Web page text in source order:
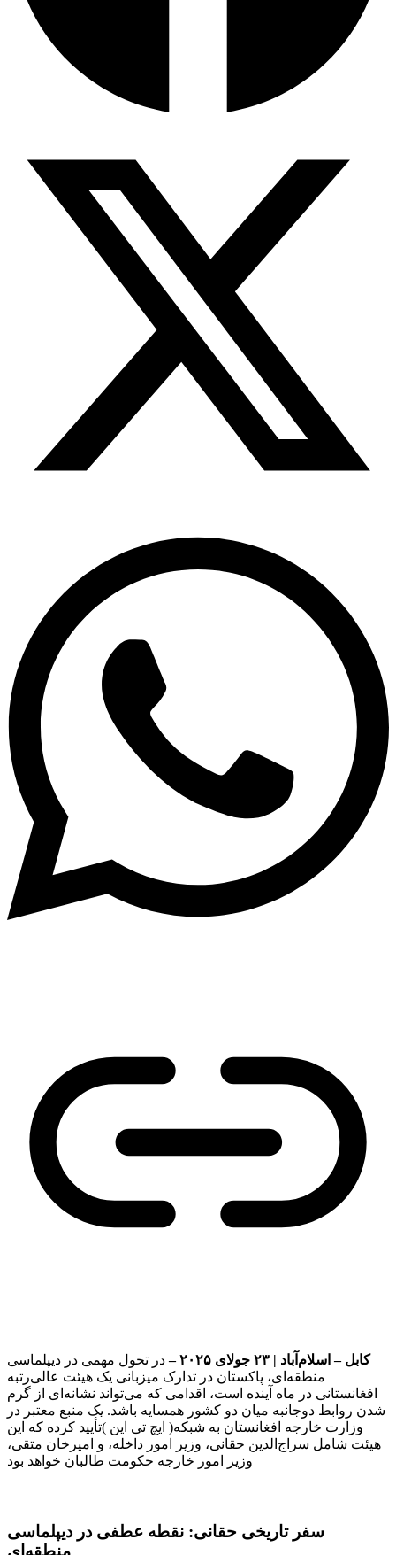
کابل – اسلام‌آباد | ۲۳ جولای ۲۰۲۵ –
در تحول مهمی در دیپلماسی
منطقه‌ای، پاکستان در تدارک میزبانی یک هیئت عالی‌رتبه
افغانستانی در ماه آینده است، اقدامی که می‌تواند نشانه‌ای از گرم
شدن روابط دوجانبه میان دو کشور همسایه باشد. یک منبع معتبر در
وزارت خارجه افغانستان به شبکه( ایچ تی این )تأیید کرده که این
هیئت شامل سراج‌الدین حقانی، وزیر امور داخله، و امیرخان متقی،
وزیر امور خارجه حکومت طالبان خواهد بود
سفر تاریخی حقانی: نقطه عطفی در دیپلماسی
منطقه‌ای